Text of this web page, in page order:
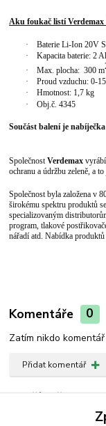
Aku foukač listí Verdemax
·
Baterie Li-Ion 20V
·
Kapacita baterie: 2
·
Max. plocha: 300 m
·
Proud vzduchu: 0-
·
Hmotnost: 1,7kg
·
Obj.č. 4345
Součást balení je
SpolečnostVerdemax
ochranu a údržbu zeleně, a
Společnost byla založena v
širokému spektru produktů
specializovaným
program, tlakové
nářadí atd. Nabídka produktů
Komentáře 0
Zatím nikdo
Přidat komentář
Zboží zařazeno